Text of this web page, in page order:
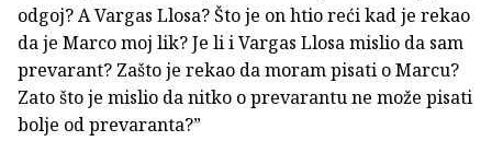
odgoj? A Vargas Llosa? Što je on htio reći kad je rekao
da je Marco moj lik? Je li i Vargas Llosa mislio da sam
prevarant? Zašto je rekao da moram pisati o Marcu?
Zato što je mislio da nitko o prevarantu ne može pisati
bolje od prevaranta?”